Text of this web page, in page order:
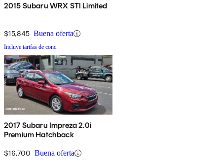
2015 Subaru WRX STI Limited
$15,845 Buena oferta
Incluye tarifas de conc.
2017 Subaru Impreza 2.0i
Premium Hatchback
$16,700 Buena oferta